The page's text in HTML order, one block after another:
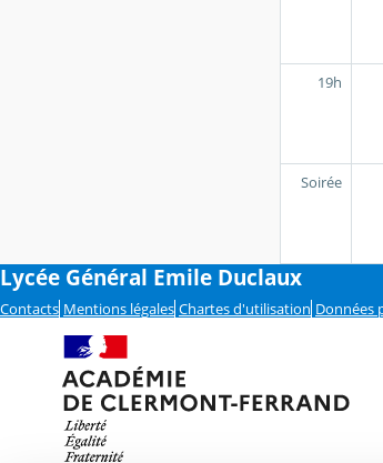
19h
Soirée
Lycée Général Emile Duclaux
Contacts Mentions légales Chartes d'utilisation Données